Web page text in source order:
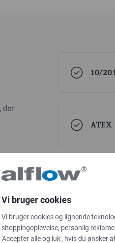
der
10/
ATEX
Vi bruger cookies
Vi bruger cookies og lignende
shoppingoplevelse, personlig
'Accepter alle og luk', hvis du ønsker